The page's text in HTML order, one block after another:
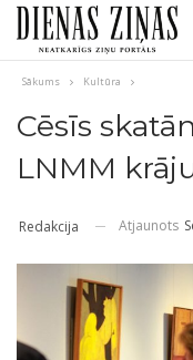
Sākums Kultūra
Cēsīs
LNMM
Redakcija Atjaunots